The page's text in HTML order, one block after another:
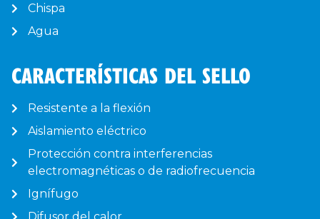
Chispa
Agua
CARACTERÍSTICAS DEL SELLO
Resistente a la flexión
Aislamiento eléctrico
Protección contra interferencias
electromagnéticas o de radiofrecuencia
Ignífugo